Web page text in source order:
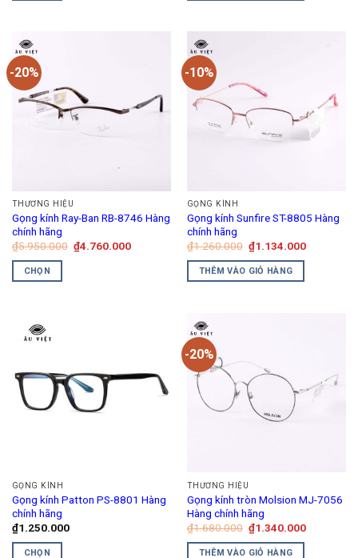
này
có
nhiều
biến
được
chọn
trên
trang
sản
-20%
THƯƠNG HIỆU
Gọng kính Ray-Ban RB-8746 Hàng
chính hãng
₫5.950.000 Giá
gốc
₫4.760.000Giá
CHỌN
biến
thể.
Các
được
chọn
trên
trang
-10%
GỌNG KÍNH
Gọng kính Sunfire ST-8805 Hàng
chính hãng
₫1.260.000 Giá
gốc
là:
₫1.260.000.
₫1.134.000Giá
THÊM VÀO GIỎ HÀNG
GỌNG KÍNH
Gọng kính Patton PS-8801 Hàng
chính hãng
₫1.250.000
CHỌN
-20%
THƯƠNG HIỆU
Gọng kính tròn Molsion MJ-7056
Hàng chính hãng
₫1.680.000 Giá
gốc
là:
₫1.340.000Giá
THÊM VÀO GIỎ HÀNG